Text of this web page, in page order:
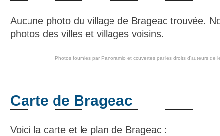
Aucune photo du village de Brageac trouvée.
photos des villes et villages voisins.
Photos fournies par Panoramio et couvertes par les droits d'auteurs de
Carte de Brageac
Voici la carte et le plan de Brageac :